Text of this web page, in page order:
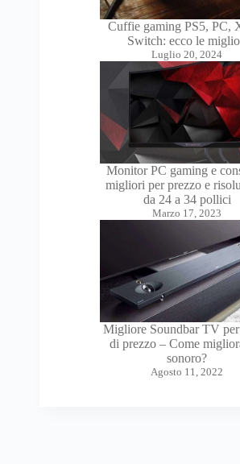
Cuffie gaming PS5, PC,
Switch: ecco le
Luglio 20, 2024
Monitor PC gaming e
migliori per prezzo e
da 24 a 34 pollici
Marzo 17, 2023
Migliore Soundbar TV per
di prezzo – Come
sonoro?
Agosto 11, 2022